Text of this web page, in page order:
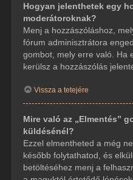
Hogyan jelenthetek egy
moderátoroknak?
Menj a hozzászóláshoz,
fórum adminisztrátora
gombot, mely erre való. Ha
kerülsz a hozzászólás
Vissza a tetejére
Mire való az „Elmentés”
küldésénél?
Ezzel elmentheted a még
később folytathatod, és
betöltéséhez menj a